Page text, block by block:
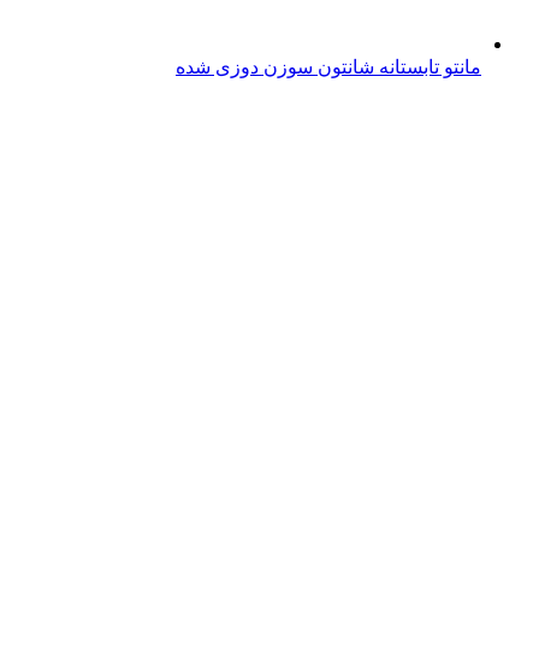
مانتو تابستانه شانتون سوزن دوزی شده